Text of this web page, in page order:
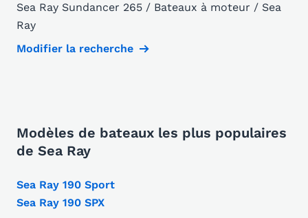
Sea Ray Sundancer 265 / Bateaux à moteur / Sea
Ray
Modifier la recherche
Modèles de bateaux les plus populaires
de Sea Ray
Sea Ray 190 Sport
Sea Ray 190 SPX